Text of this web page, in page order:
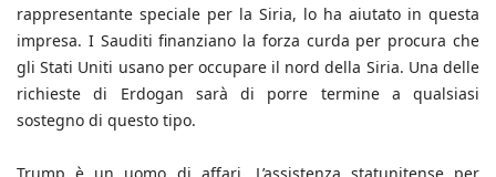
rappresentante speciale per la Siria, lo ha aiutato in questa
impresa. I Sauditi finanziano la forza curda per procura che
gli Stati Uniti usano per occupare il nord della Siria. Una delle
richieste di Erdogan sarà di porre termine a qualsiasi
sostegno di questo tipo.